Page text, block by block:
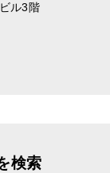
ル3階
検索